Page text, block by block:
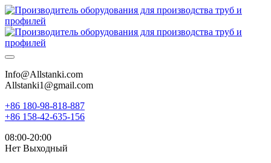
Info@Allstanki.com
Allstanki1@gmail.com
+86 180-98-818-887
+86 158-42-635-156
08:00-20:00
Нет Выходный